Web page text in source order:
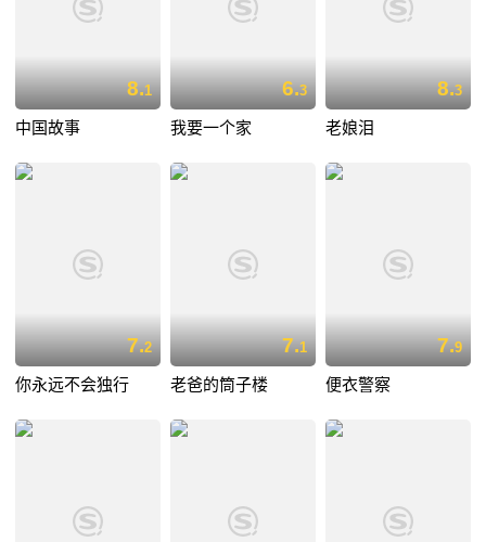
8.1
中国故事
6.3
我要一个家
8.3
老娘泪
7.2
你永远不会独行
7.1
老爸的筒子楼
7.9
便衣警察